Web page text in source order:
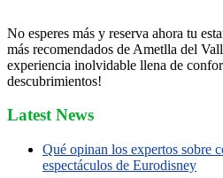
No esperes más y reserva ahora tu
más recomendados de Ametlla del
experiencia inolvidable llena de
descubrimientos!
Latest News
Qué opinan los expertos sobre
espectáculos de Eurodisney